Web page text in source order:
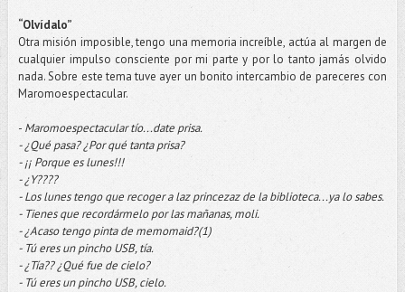
“Olvídalo”
Otra misión imposible, tengo una memoria increíble, actúa al margen de
cualquier impulso consciente por mi parte y por lo tanto jamás olvido
nada. Sobre este tema tuve ayer un bonito intercambio de pareceres con
Maromoespectacular.
- Maromoespectacular tío...date prisa.
- ¿Qué pasa? ¿Por qué tanta prisa?
- ¡¡ Porque es lunes!!!
- ¿Y????
- Los lunes tengo que recoger a laz princezaz de la biblioteca...ya lo sabes.
- Tienes que recordármelo por las mañanas, moli.
- ¿Acaso tengo pinta de memomaid?(1)
- Tú eres un pincho USB, tía.
- ¿Tía?? ¿Qué fue de cielo?
- Tú eres un pincho USB, cielo.